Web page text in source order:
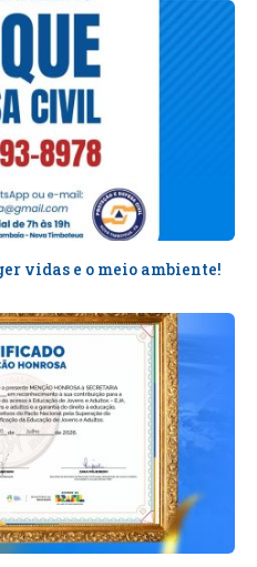
vidas e o meio ambiente!